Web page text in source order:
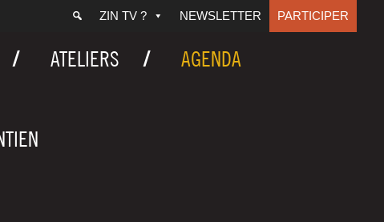
ZIN TV ? NEWSLETTER PARTICIPER
ATELIERS AGENDA